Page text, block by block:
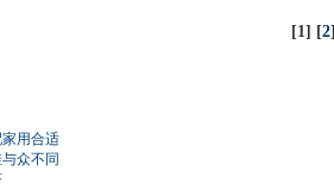
[1] [2
用合适
众不同